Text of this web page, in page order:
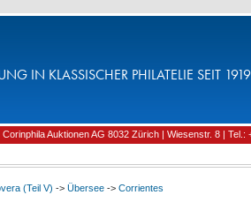
IN KLASSISCHER PHILATELIE SEIT 1919
Corinphila Auktionen AG 8032 Zürich | Wiesenstr. 8 |
(Teil V) -> Übersee -> Corrientes